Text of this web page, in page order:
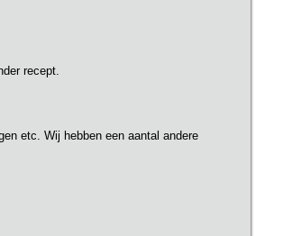
recept.
etc. Wij hebben een aantal andere